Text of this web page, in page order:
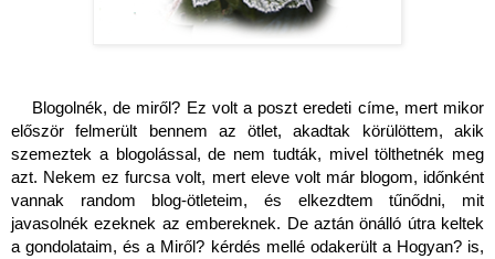
Blogolnék, de miről? Ez volt a poszt eredeti címe, mert mikor
először felmerült bennem az ötlet, akadtak körülöttem, akik
szemeztek a blogolással, de nem tudták, mivel tölthetnék meg
azt. Nekem ez furcsa volt, mert eleve volt már blogom, időnként
vannak random blog-ötleteim, és elkezdtem tűnődni, mit
javasolnék ezeknek az embereknek. De aztán önálló útra keltek
a gondolataim, és a Miről? kérdés mellé odakerült a Hogyan? is,